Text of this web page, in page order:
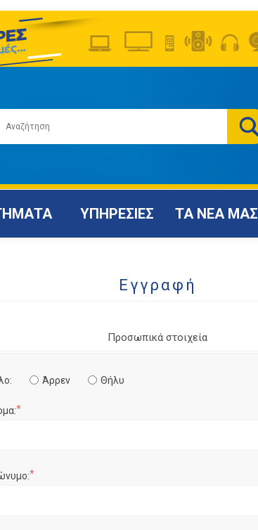
ΥΠΗΡΕΣΙΕΣ ΤΑ ΝΕΑ ΜΑΣ
Εγγραφή
Προσωπικά στοιχεία
Άρρεν Θήλυ
*
*